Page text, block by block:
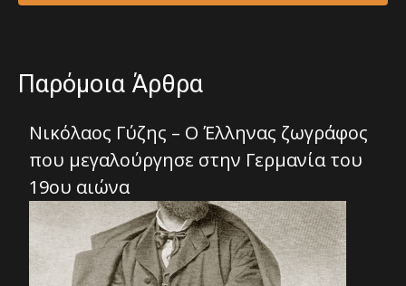
Παρόμοια Άρθρα
Νικόλαος Γύζης – Ο Έλληνας ζωγράφος
που μεγαλούργησε στην Γερμανία του
19ου αιώνα